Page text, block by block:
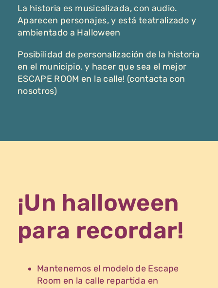
La historia es musicalizada, con audio.
Aparecen personajes, y está teatralizado y
ambientado a Halloween
Posibilidad de personalización de la historia
en el municipio, y hacer que sea el mejor
ESCAPE ROOM en la calle! (contacta con
nosotros)
¡Un halloween
para recordar!
Mantenemos el modelo de Escape
Room en la calle repartida en